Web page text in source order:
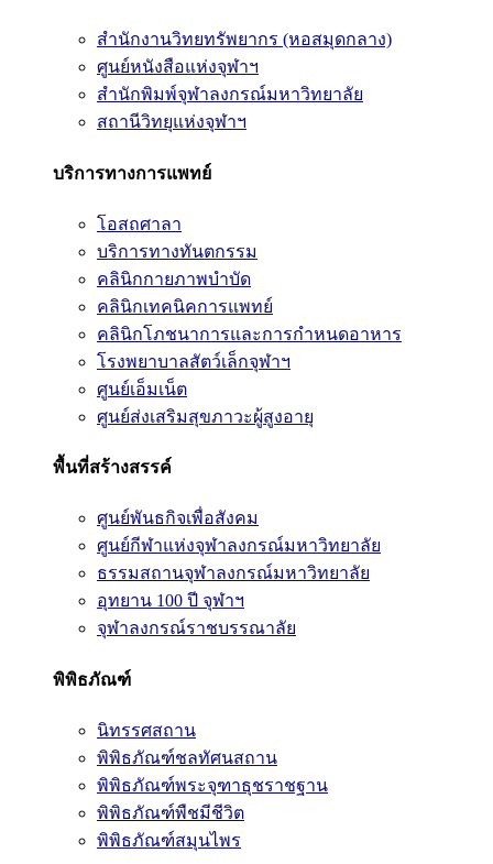
สำนักงานวิทยทรัพยากร (หอสมุดกลาง)
ศูนย์หนังสือแห่งจุฬาฯ
สำนักพิมพ์จุฬาลงกรณ์มหาวิทยาลัย
สถานีวิทยุแห่งจุฬาฯ
บริการทางการแพทย์
โอสถศาลา
บริการทางทันตกรรม
คลินิกกายภาพบำบัด
คลินิกเทคนิคการแพทย์
คลินิกโภชนาการและการกำหนดอาหาร
โรงพยาบาลสัตว์เล็กจุฬาฯ
ศูนย์เอ็มเน็ต
ศูนย์ส่งเสริมสุขภาวะผู้สูงอายุ
พื้นที่สร้างสรรค์
ศูนย์พันธกิจเพื่อสังคม
ศูนย์กีฬาแห่งจุฬาลงกรณ์มหาวิทยาลัย
ธรรมสถานจุฬาลงกรณ์มหาวิทยาลัย
อุทยาน 100 ปี จุฬาฯ
จุฬาลงกรณ์ราชบรรณาลัย
พิพิธภัณฑ์
นิทรรศสถาน
พิพิธภัณฑ์ชลทัศนสถาน
พิพิธภัณฑ์พระจุฑาธุชราชฐาน
พิพิธภัณฑ์พืชมีชีวิต
พิพิธภัณฑ์สมุนไพร